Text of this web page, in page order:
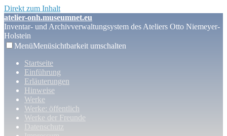
Direkt zum Inhalt
atelier-onh.museumnet.eu
Inventar- und Archivverwaltungsystem des Ateliers Otto Niemeyer-
Holstein
MenüMenüsichtbarkeit umschalten
Startseite
Einführung
Erläuterungen
Hinweise
Werke
Werke: öffentlich
Werke der Freunde
Datenschutz